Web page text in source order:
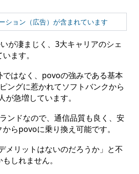
ション（広告）が含まれています
が凄まじく、3大キャリアのシェ
ます。
ではなく、povoの強みである基本
ングに惹かれてソフトバンクから
急増しています。
ンドなので、通信品質も良く、安
らpovoに乗り換え可能です。
メリットはないのだろうか」と不
しれません。